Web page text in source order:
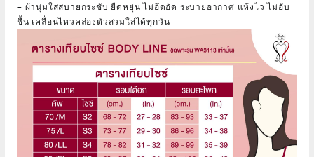
– ผ้านุ่มใส่สบายกระชับ ยืดหยุ่น ไม่อึดอัด ระบายอากาศ แห้งไว ไม่อับ
ชื้น เคลื่อนไหวคล่องตัวสวมใส่ได้ทุกวัน